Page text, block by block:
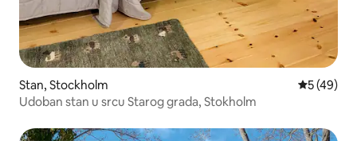
Stan, Stockholm Prosečna
5 (49)
Udoban stan u srcu Starog grada, Stokholm